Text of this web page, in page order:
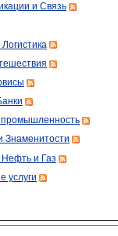
и Связь
промышленность
Знаменитости
Нефть и Газ
услуги